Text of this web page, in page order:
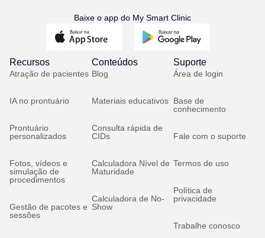
Baixe o app do My Smart Clinic
Recursos
Atração de pacientes
IA no prontuário
Prontuário
personalizados
Fotos, vídeos e
simulação de
procedimentos
Gestão de pacotes e
sessões
Conteúdos
Blog
Materiais educativos
Consulta rápida de
CIDs
Calculadora Nível de
Maturidade
Calculadora de No-
Show
Suporte
Área de login
Base de
conhecimento
Fale com o suporte
Termos de uso
Política de
privacidade
Trabalhe conosco